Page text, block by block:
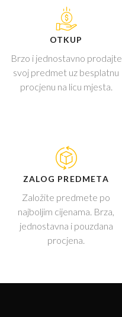
OTKUP
Brzo i jednostavno prodajte
svoj predmet uz besplatnu
procjenu na licu mjesta.
ZALOG PREDMETA
Založite predmete po
najboljim cijenama. Brza,
jednostavna i pouzdana
procjena.